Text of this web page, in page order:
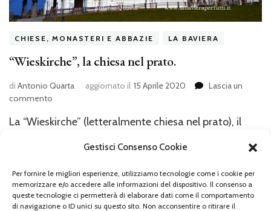
Gestisci Consenso Cookie
Per fornire le migliori esperienze, utilizziamo tecnologie come i cookie per
memorizzare e/o accedere alle informazioni del dispositivo. Il consenso a
queste tecnologie ci permetterà di elaborare dati come il comportamento
di navigazione o ID unici su questo sito. Non acconsentire o ritirare il
CHIESE, MONASTERI E ABBAZIE LA BAVIERA
“Wieskirche”, la chiesa nel prato.
di Antonio Quarta aggiornato il 15 Aprile 2020
Lascia un
commento
la
La “Wieskirche” (letteralmente chiesa nel prato), il
piccola collina a ridosso delle Alpi bavaresi, il suo
profilo dai tenui colori del bianco e del giallo spicca